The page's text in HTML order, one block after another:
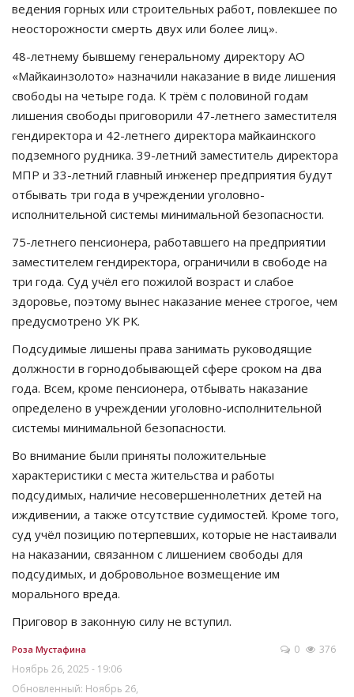
ведения горных или строительных работ, повлекшее по
неосторожности смерть двух или более лиц».
48-летнему бывшему генеральному директору АО
«Майкаинзолото» назначили наказание в виде лишения
свободы на четыре года. К трём с половиной годам
лишения свободы приговорили 47-летнего заместителя
гендиректора и 42-летнего директора майкаинского
подземного рудника. 39-летний заместитель директора
МПР и 33-летний главный инженер предприятия будут
отбывать три года в учреждении уголовно-
исполнительной системы минимальной безопасности.
75-летнего пенсионера, работавшего на предприятии
заместителем гендиректора, ограничили в свободе на
три года. Суд учёл его пожилой возраст и слабое
здоровье, поэтому вынес наказание менее строгое, чем
предусмотрено УК РК.
Подсудимые лишены права занимать руководящие
должности в горнодобывающей сфере сроком на два
года. Всем, кроме пенсионера, отбывать наказание
определено в учреждении уголовно-исполнительной
системы минимальной безопасности.
Во внимание были приняты положительные
характеристики с места жительства и работы
подсудимых, наличие несовершеннолетних детей на
иждивении, а также отсутствие судимостей. Кроме того,
суд учёл позицию потерпевших, которые не настаивали
на наказании, связанном с лишением свободы для
подсудимых, и добровольное возмещение им
морального вреда.
Приговор в законную силу не вступил.
Роза Мустафина
Ноябрь 26, 2025 - 19:06
Обновленный: Ноябрь 26,
0 376